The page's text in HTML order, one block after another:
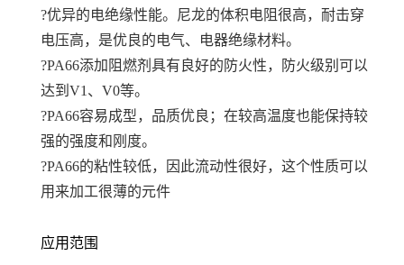
?优异的电绝缘性能。尼龙的体积电阻很高，耐击穿
电压高，是优良的电气、电器绝缘材料。
?PA66添加阻燃剂具有良好的防火性，防火级别可以
达到V1、V0等。
?PA66容易成型，品质优良；在较高温度也能保持较
强的强度和刚度。
?PA66的粘性较低，因此流动性很好，这个性质可以
用来加工很薄的元件
应用范围